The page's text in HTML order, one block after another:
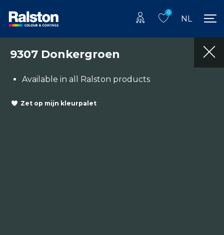
0
NL
9307 Donkergroen
Available in all Ralston products
Zet op mijn kleurpalet